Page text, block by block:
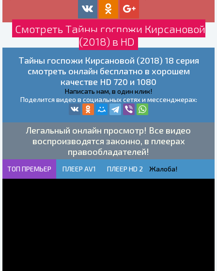
Смотреть Тайны госпожи Кирсановой
(2018) в HD
Тайны госпожи Кирсановой (2018) 18 серия
смотреть онлайн бесплатно в хорошем
качестве HD 720 и 1080
Написать нам, в один клик!
Поделится видео в социальных сетях и мессенджерах:
Легальный онлайн просмотр! Все видео
воспроизводятся законно, в плеерах
правообладателей!
ТОП ПРЕМЬЕР ПЛЕЕР AV1 ПЛЕЕР HD 2 Жалоба!